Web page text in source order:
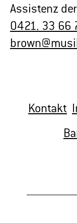
Assistenz
0421. 33 66
Kontakt